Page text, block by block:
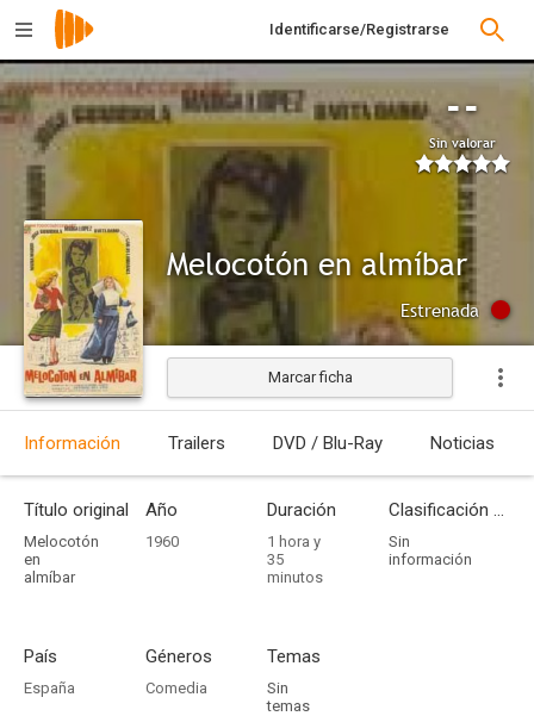
Identificarse/Registrarse
--
Sin valorar
Melocotón en almíbar
Estrenada
Marcar ficha
Información Trailers DVD / Blu-Ray Noticias
Título original
Melocotón
en
almíbar
Año
1960
Duración
1 hora y
35
minutos
Clasificación por edades
Sin
información
País
España
Géneros
Comedia
Temas
Sin
temas